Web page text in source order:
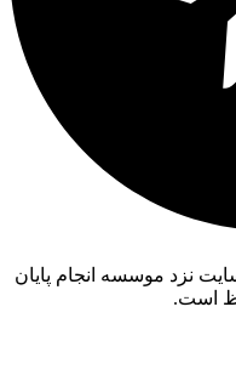
نزد موسسه انجام پایان
است.